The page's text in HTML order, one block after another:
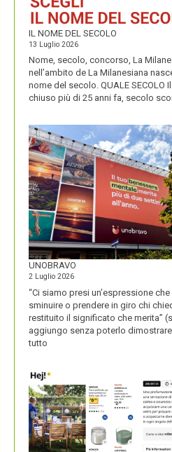
IL NOME DEL SECOLO
13 Luglio 2026
Nome, secolo, concorso, La
nell’ambito de La Milanesiana
nome del secolo. QUALE SECOLO
chiuso più di 25 anni fa, secolo
UNOBRAVO
2 Luglio 2026
“Ci siamo presi un’espressione
sminuire o prendere in giro chi
restituito il significato che merita”
aggiungo senza poterlo
tutto